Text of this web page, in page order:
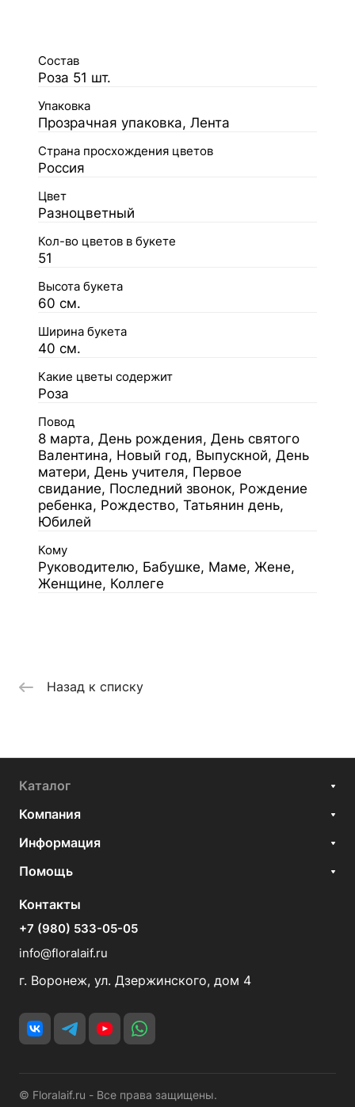
Состав
Роза 51 шт.
Упаковка
Прозрачная упаковка, Лента
Страна просхождения цветов
Россия
Цвет
Разноцветный
Кол-во цветов в букете
51
Высота букета
60 см.
Ширина букета
40 см.
Какие цветы содержит
Роза
Повод
8 марта, День рождения, День святого
Валентина, Новый год, Выпускной, День
матери, День учителя, Первое
свидание, Последний звонок, Рождение
ребенка, Рождество, Татьянин день,
Юбилей
Кому
Руководителю, Бабушке, Маме, Жене,
Женщине, Коллеге
Назад к списку
Каталог
Компания
Информация
Помощь
Контакты
+7 (980) 533-05-05
info@floralaif.ru
г. Воронеж, ул. Дзержинского, дом 4
© Floralaif.ru - Все права защищены.